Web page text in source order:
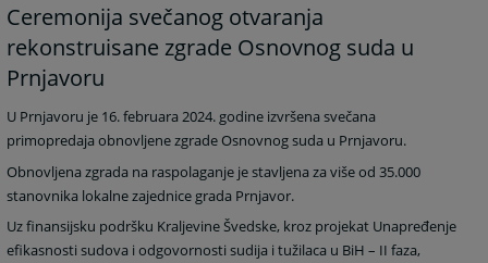
Ceremonija svečanog otvaranja
rekonstruisane zgrade Osnovnog suda u
Prnjavoru
U Prnjavoru je 16. februara 2024. godine izvršena svečana
primopredaja obnovljene zgrade Osnovnog suda u Prnjavoru.
Obnovljena zgrada na raspolaganje je stavljena za više od35.000
stanovnika lokalne zajednice grada Prnjavor.
Uz finansijsku podršku Kraljevine Švedske, kroz projekat Unapređenje
efikasnosti sudova i odgovornosti sudija i tužilaca u BiH – II faza,